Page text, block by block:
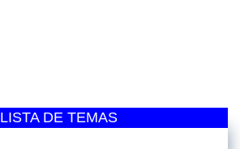
LISTA DE TEMAS